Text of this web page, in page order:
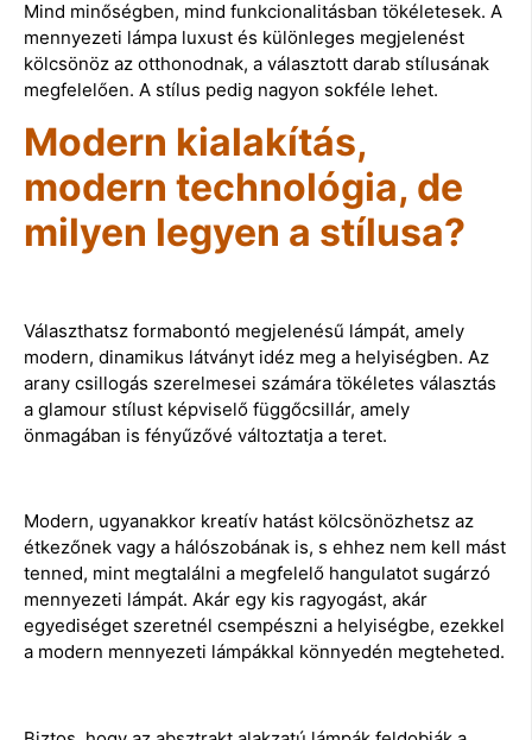
Mind minőségben, mind funkcionalitásban tökéletesek. A
mennyezeti lámpa luxust és különleges megjelenést
kölcsönöz az otthonodnak, a választott darab stílusának
megfelelően. A stílus pedig nagyon sokféle lehet.
Modern kialakítás,
modern technológia, de
milyen legyen a stílusa?
Választhatsz formabontó megjelenésű lámpát, amely
modern, dinamikus látványt idéz meg a helyiségben. Az
arany csillogás szerelmesei számára tökéletes választás
a glamour stílust képviselő függőcsillár, amely
önmagában is fényűzővé változtatja a teret.
Modern, ugyanakkor kreatív hatást kölcsönözhetsz az
étkezőnek vagy a hálószobának is, s ehhez nem kell mást
tenned, mint megtalálni a megfelelő hangulatot sugárzó
mennyezeti lámpát. Akár egy kis ragyogást, akár
egyediséget szeretnél csempészni a helyiségbe, ezekkel
a modern mennyezeti lámpákkal könnyedén megteheted.